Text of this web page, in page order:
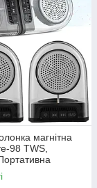
магнітна
98 TWS,
/ Блютуз